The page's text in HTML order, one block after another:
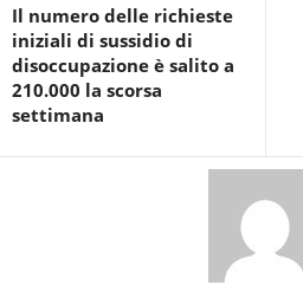
Il numero delle richieste
iniziali di sussidio di
disoccupazione è salito a
210.000 la scorsa
settimana